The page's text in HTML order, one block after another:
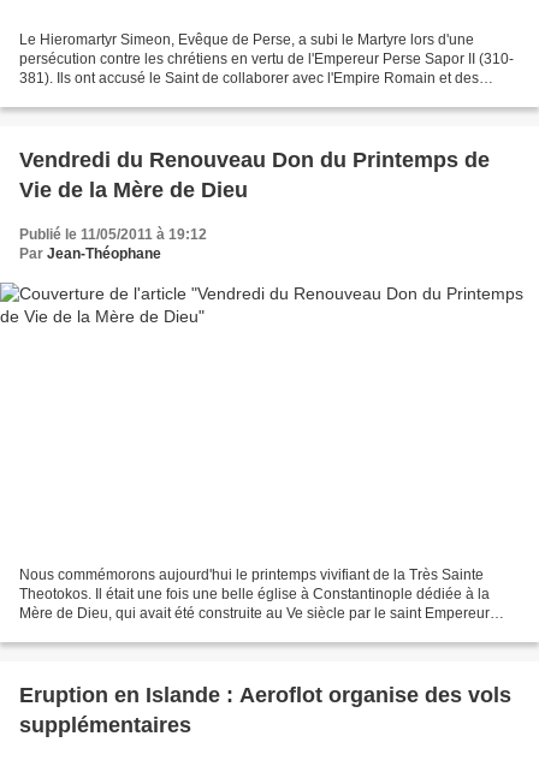
Le Hieromartyr Simeon, Evêque de Perse, a subi le Martyre lors d'une
persécution contre les chrétiens en vertu de l'Empereur Perse Sapor II (310-
381). Ils ont accusé le Saint de collaborer avec l'Empire Romain et des
Vendredi du Renouveau Don du Printemps de
Vie de la Mère de Dieu
Publié le 11/05/2011 à 19:12
Par Jean-Théophane
Nous commémorons aujourd'hui le printemps vivifiant de la Très Sainte
Theotokos. Il était une fois une belle église à Constantinople dédiée à la
Mère de Dieu, qui avait été construite au Ve siècle par le saint Empereur
Eruption en Islande : Aeroflot organise des vols
supplémentaires